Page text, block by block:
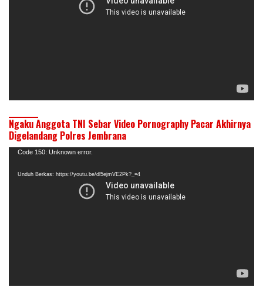
Ngaku Anggota TNI Sebar Video Pornography Pacar Akhirnya
Digelandang Polres Jembrana
Pemutar
Code 150: Unknown error.
Unduh Berkas: https://youtu.be/dl5ejmVE2Pk?_=4